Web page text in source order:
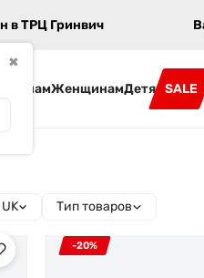
✖
в ТРЦ Гринвич
ЖенщинамДетям SALE
Тип товаров
-20%